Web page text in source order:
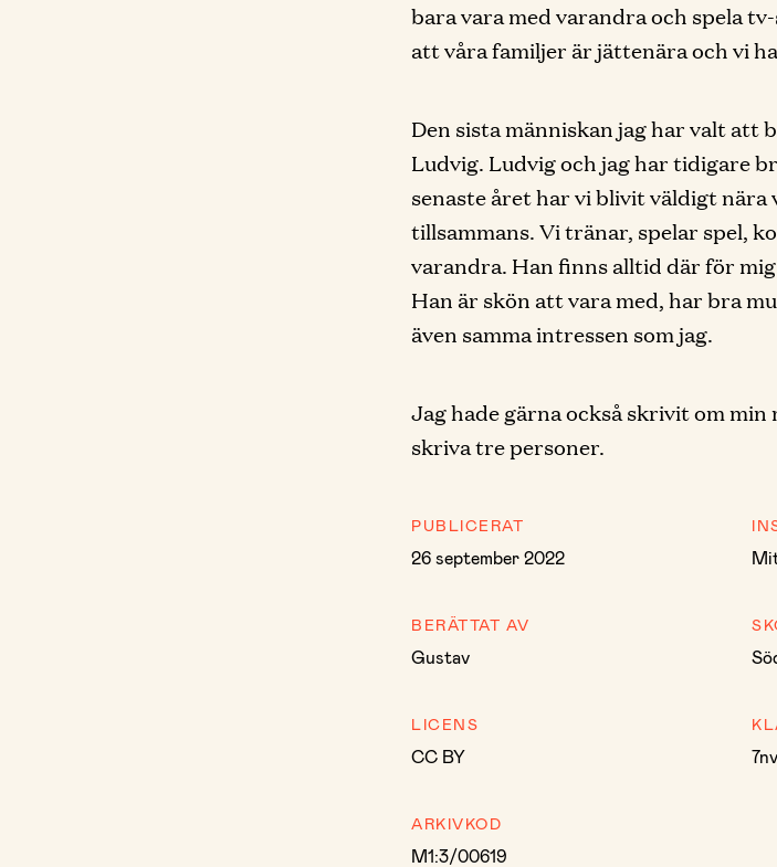
bara vara med varandra och spela
att våra familjer är jättenära och vi
Den sista människan jag har valt att
Ludvig. Ludvig och jag har tidigare
senaste året har vi blivit väldigt
tillsammans. Vi tränar, spelar spel,
varandra. Han finns alltid där för
Han är skön att vara med, har bra
även samma intressen som jag.
Jag hade gärna också skrivit om min
skriva tre personer.
PUBLICERAT
26 september 2022
BERÄTTAT AV
Gustav
LICENS
CC BY
ARKIVKOD
M1:3/00619